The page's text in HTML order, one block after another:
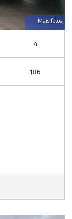
Mais fotos
4
186